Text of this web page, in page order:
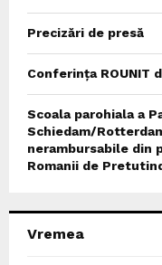
Precizări de presă
Conferința ROUNIT
Scoala parohiala a
Schiedam/
nerambursabile din
Romanii de
Vremea